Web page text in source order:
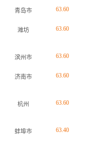
青岛市 63.60
潍坊 63.60
滨州市 63.60
济南市 63.60
杭州 63.60
蚌埠市 63.40